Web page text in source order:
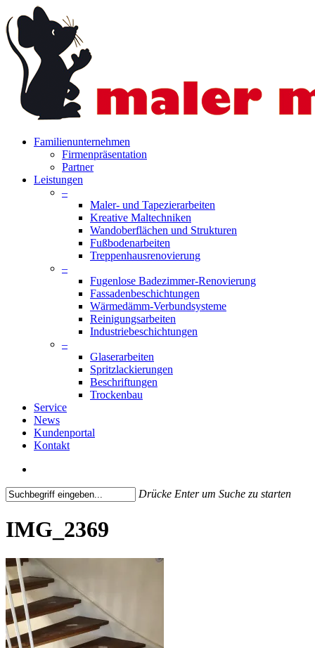
to
main
content
search
Menu
Familienunternehmen
Firmenpräsentation
Partner
Leistungen
–
Maler- und Tapezierarbeiten
Kreative Maltechniken
Wandoberflächen und Strukturen
Fußbodenarbeiten
Treppenhausrenovierung
–
Fugenlose Badezimmer-Renovierung
Fassadenbeschichtungen
Wärmedämm-Verbundsysteme
Reinigungsarbeiten
Industriebeschichtungen
–
Glaserarbeiten
Spritzlackierungen
Beschriftungen
Trockenbau
Service
News
Kundenportal
Kontakt
Drücke Enter um Suche zu starten
Search
IMG_2369